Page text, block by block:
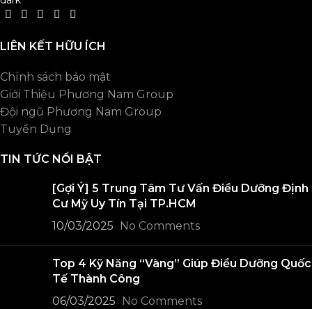
LIÊN KẾT HỮU ÍCH
Chính sách bảo mật
Giới Thiệu Phương Nam Group
Đội ngũ Phương Nam Group
Tuyển Dụng
TIN TỨC NỔI BẬT
[Gợi Ý] 5 Trung Tâm Tư Vấn Điều Dưỡng Định
Cư Mỹ Uy Tín Tại TP.HCM
10/03/2025 No Comments
Top 4 Kỹ Năng “Vàng” Giúp Điều Dưỡng Quốc
Tế Thành Công
06/03/2025 No Comments